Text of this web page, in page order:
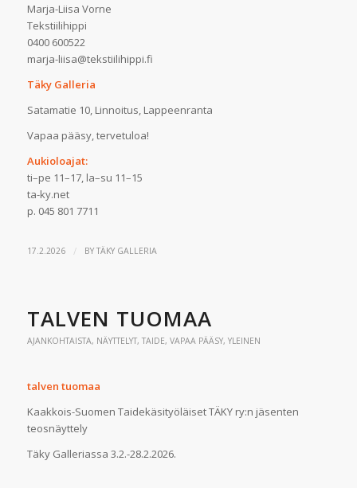
Marja-Liisa Vorne
Tekstiilihippi
0400 600522
marja-liisa@tekstiilihippi.fi
Täky Galleria
Satamatie 10, Linnoitus, Lappeenranta
Vapaa pääsy, tervetuloa!
Aukioloajat:
ti–pe 11–17, la–su 11–15
ta-ky.net
p. 045 801 7711
17.2.2026 / BYTÄKY GALLERIA
TALVEN TUOMAA
AJANKOHTAISTA, NÄYTTELYT, TAIDE, VAPAA PÄÄSY, YLEINEN
talven tuomaa
Kaakkois-Suomen Taidekäsityöläiset TÄKY ry:n jäsenten
teosnäyttely
Täky Galleriassa 3.2.-28.2.2026.